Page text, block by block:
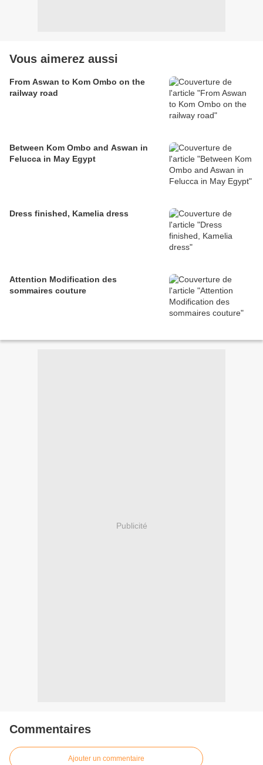
Vous aimerez aussi
From Aswan to Kom Ombo on the
railway road
Between Kom Ombo and Aswan in
Felucca in May Egypt
Dress finished, Kamelia dress
Attention Modification des
sommaires couture
Publicité
Commentaires
Ajouter un commentaire